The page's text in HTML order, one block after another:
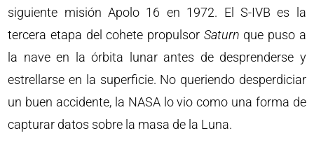
siguiente misión Apolo 16 en 1972. El S-IVB es la
tercera etapa del cohete propulsor Saturn que puso a
la nave en la órbita lunar antes de desprenderse y
estrellarse en la superficie. No queriendo desperdiciar
un buen accidente, la NASA lo vio como una forma de
capturar datos sobre la masa de la Luna.